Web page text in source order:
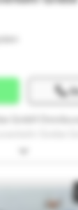
GmbH
GmbH
Grebe
GmbH